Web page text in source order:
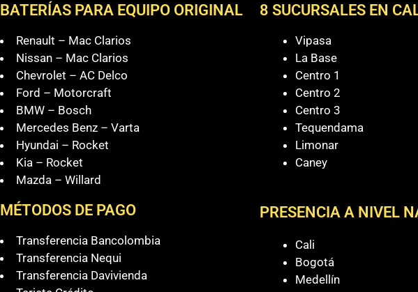
BATERÍAS PARA EQUIPO ORIGINAL
Renault – Mac Clarios
Nissan – Mac Clarios
Chevrolet – AC Delco
Ford – Motorcraft
BMW – Bosch
Mercedes Benz – Varta
Hyundai – Rocket
Kia – Rocket
Mazda – Willard
MÉTODOS DE PAGO
Transferencia Bancolombia
Transferencia Nequi
Transferencia Davivienda
8 SUCURSALES EN
Vipasa
La Base
Centro 1
Centro 2
Centro 3
Tequendama
Limonar
Caney
PRESENCIA A NIVEL
Cali
Bogotá
Medellín